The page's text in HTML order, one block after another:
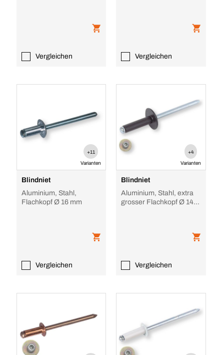
Vergleichen Vergleichen
+11
Varianten
Blindniet
Aluminium, Stahl,
Flachkopf Ø 16 mm
Vergleichen
+4
Varianten
Blindniet
Aluminium, Stahl, extra
grosser Flachkopf Ø 14
Vergleichen